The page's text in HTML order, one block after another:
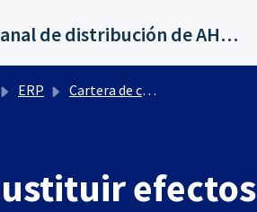
Servicios al canal de distribución de AHORA
ERP Cartera de cobros y pagos
efectos